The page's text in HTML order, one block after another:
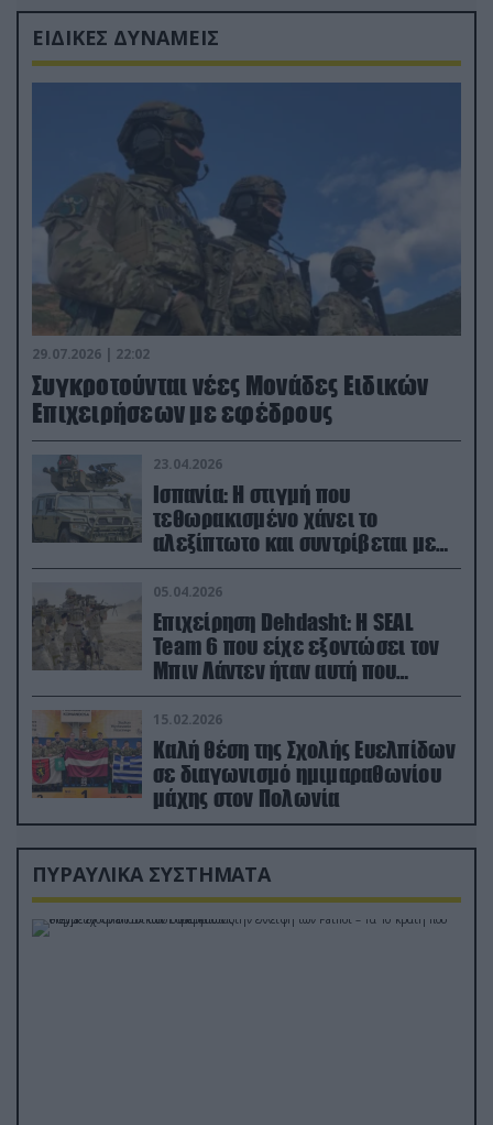
ΕΙΔΙΚΕΣ ΔΥΝΑΜΕΙΣ
29.07.2026 | 22:02
Συγκροτούνται νέες Μονάδες Ειδικών
Επιχειρήσεων με εφέδρους
23.04.2026
Ισπανία: Η στιγμή που
τεθωρακισμένο χάνει το
αλεξίπτωτο και συντρίβεται με
ορμή στο έδαφος (βίντεο)
05.04.2026
Επιχείρηση Dehdasht: Η SEAL
Team 6 που είχε εξοντώσει τον
Μπιν Λάντεν ήταν αυτή που
διέσωσε τον πιλότο του F-15
15.02.2026
Καλή θέση της Σχολής Ευελπίδων
σε διαγωνισμό ημιμαραθωνίου
μάχης στον Πολωνία
ΠΥΡΑΥΛΙΚΑ ΣΥΣΤΗΜΑΤΑ